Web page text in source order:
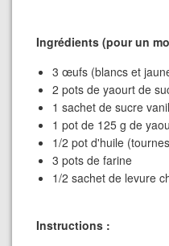
Ingrédients (pour un
3 œufs (blancs et
2 pots de yaourt de
1 sachet de sucre
1 pot de 125 g de
1/2 pot d'huile
3 pots de farine
1/2 sachet de levure
Instructions :